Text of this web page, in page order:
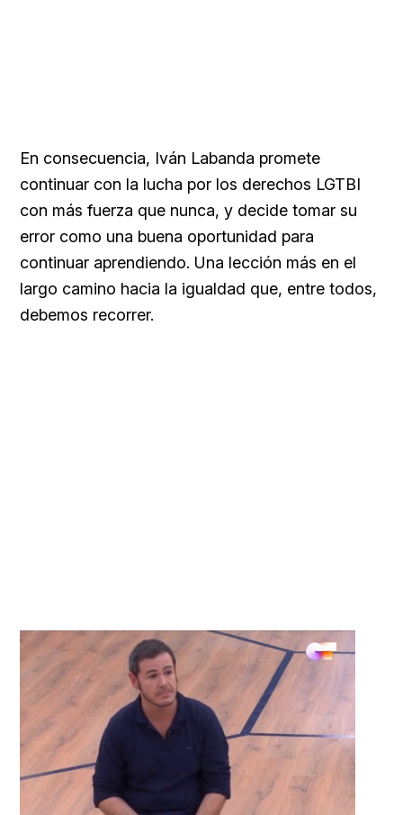
En consecuencia, Iván Labanda promete
continuar con la lucha por los derechos LGTBI
con más fuerza que nunca, y decide tomar su
error como una buena oportunidad para
continuar aprendiendo. Una lección más en el
largo camino hacia la igualdad que, entre todos,
debemos recorrer.